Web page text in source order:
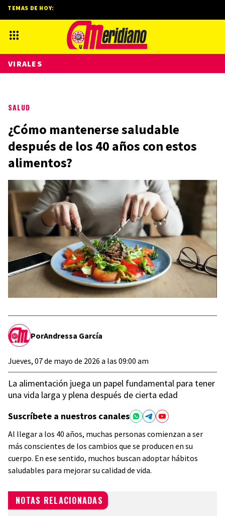
SALUD
¿Cómo mantenerse saludable
después de los 40 años con estos
alimentos?
PorAndressa García
Jueves, 07 de mayo de 2026 a las 09:00 am
La alimentación juega un papel fundamental para tener
una vida larga y plena después de cierta edad
Suscríbete a nuestros canales
Al llegar a los 40 años, muchas personas comienzan a ser
más conscientes de los cambios que se producen en su
cuerpo. En ese sentido, muchos buscan adoptar hábitos
saludables para mejorar su calidad de vida.
NOTAS RELACIONADAS
TEMAS DE HOY:
VIRALES